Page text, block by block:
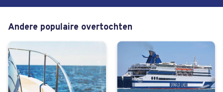
Andere populaire overtochten